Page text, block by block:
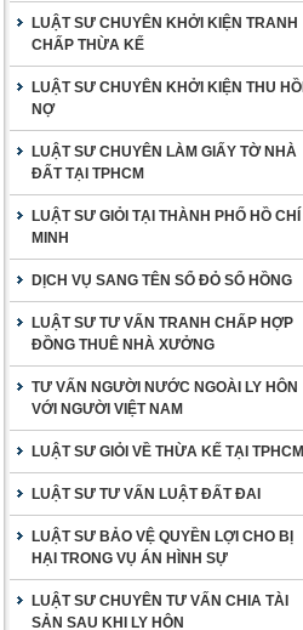
LUẬT SƯ CHUYÊN KHỞI KIỆN TRANH
CHẤP THỪA KẾ
LUẬT SƯ CHUYÊN KHỞI KIỆN THU HỒI
NỢ
LUẬT SƯ CHUYÊN LÀM GIẤY TỜ NHÀ
ĐẤT TẠI TPHCM
LUẬT SƯ GIỎI TẠI THÀNH PHỐ HỒ CHÍ
MINH
DỊCH VỤ SANG TÊN SỔ ĐỎ SỔ HỒNG
LUẬT SƯ TƯ VẤN TRANH CHẤP HỢP
ĐỒNG THUÊ NHÀ XƯỞNG
TƯ VẤN NGƯỜI NƯỚC NGOÀI LY HÔN
VỚI NGƯỜI VIỆT NAM
LUẬT SƯ GIỎI VỀ THỪA KẾ TẠI TPHCM
LUẬT SƯ TƯ VẤN LUẬT ĐẤT ĐAI
LUẬT SƯ BẢO VỆ QUYỀN LỢI CHO BỊ
HẠI TRONG VỤ ÁN HÌNH SỰ
LUẬT SƯ CHUYÊN TƯ VẤN CHIA TÀI
SẢN SAU KHI LY HÔN